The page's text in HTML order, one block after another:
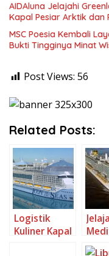
AIDAluna Jelajahi
Kapal Pesiar Arktik dan
MSC Poesia Kembali
Bukti Tingginya Minat
Post Views: 56
Related Posts:
Logistik
Kuliner Kapal